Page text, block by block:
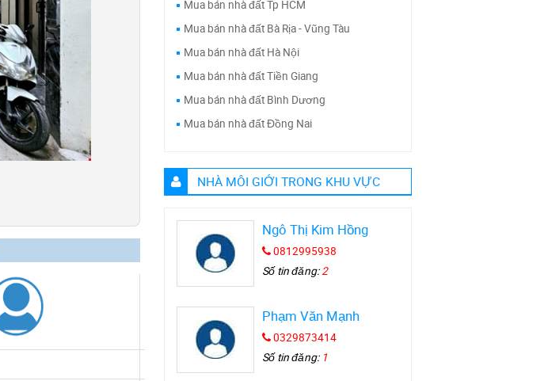
Mua bán nhà đất Tp HCM
Mua bán nhà đất Bà Rịa - Vũng Tàu
Mua bán nhà đất Hà Nội
Mua bán nhà đất Tiền Giang
Mua bán nhà đất Bình Dương
Mua bán nhà đất Đồng Nai
NHÀ MÔI GIỚI TRONG KHU VỰC
Ngô Thị Kim Hồng
0812995938
Số tin đăng:2
Phạm Văn Mạnh
0329873414
Số tin đăng: 1